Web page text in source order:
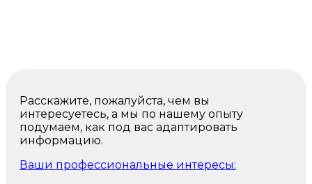
Расскажите, пожалуйста, чем вы
интересуетесь, а мы по нашему опыту
подумаем, как под вас адаптировать
информацию.
Ваши профессиональные интересы: